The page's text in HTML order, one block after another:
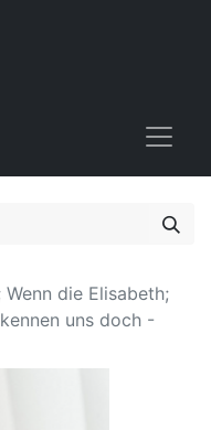
die Elisabeth;
uns doch -